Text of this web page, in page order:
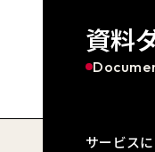
資料
サービス